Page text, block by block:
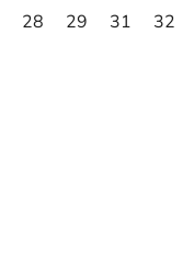
28 29 31 32